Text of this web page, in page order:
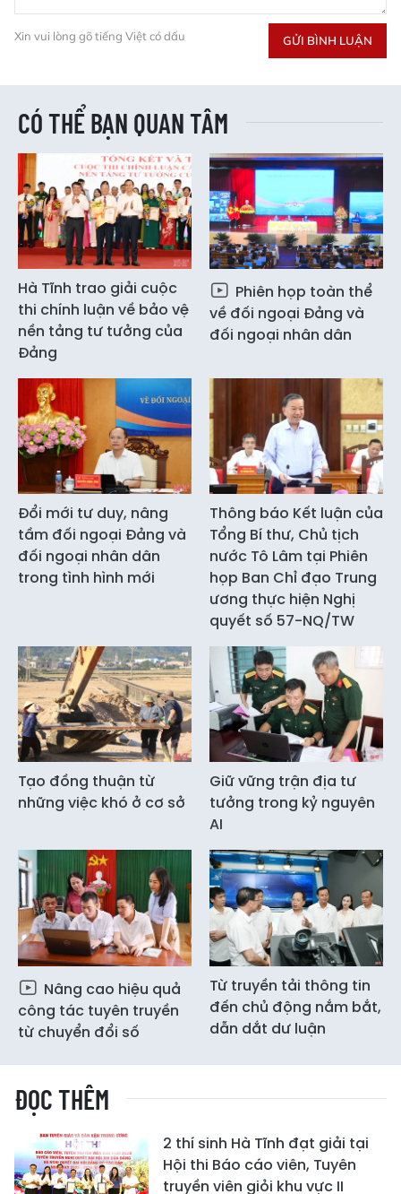
Xin vui lòng gõ tiếng Việt có dấu GỬI BÌNH LUẬN
CÓ THỂ BẠN QUAN TÂM
Hà Tĩnh trao giải cuộc
thi chính luận về bảo vệ
nền tảng tư tưởng của
Đảng
Phiên họp toàn thể
về đối ngoại Đảng và
đối ngoại nhân dân
Đổi mới tư duy, nâng
tầm đối ngoại Đảng và
đối ngoại nhân dân
trong tình hình mới
Thông báo Kết luận của
Tổng Bí thư, Chủ tịch
nước Tô Lâm tại Phiên
họp Ban Chỉ đạo Trung
ương thực hiện Nghị
quyết số 57-NQ/TW
Tạo đồng thuận từ
những việc khó ở cơ sở
Giữ vững trận địa tư
tưởng trong kỷ nguyên
AI
Nâng cao hiệu quả
công tác tuyên truyền
từ chuyển đổi số
Từ truyền tải thông tin
đến chủ động nắm bắt,
dẫn dắt dư luận
ĐỌC THÊM
2 thí sinh Hà Tĩnh đạt giải tại
Hội thi Báo cáo viên, Tuyên
truyền viên giỏi khu vực II